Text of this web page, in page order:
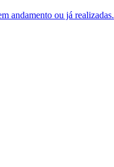
andamento ou já realizadas.